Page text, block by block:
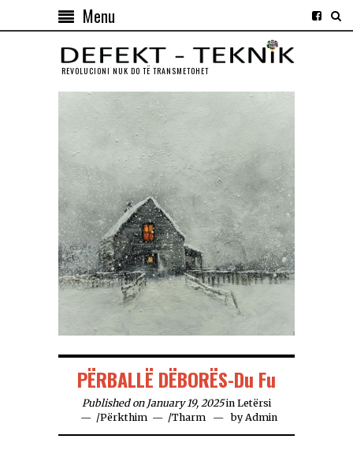
Menu
REVOLUCIONI NUK DO TЁ TRANSMETOHET
PËRBALLË DËBORËS-Du Fu
Published on January 19, 2025 in Letërsi
/Përkthim /Tharm by Admin